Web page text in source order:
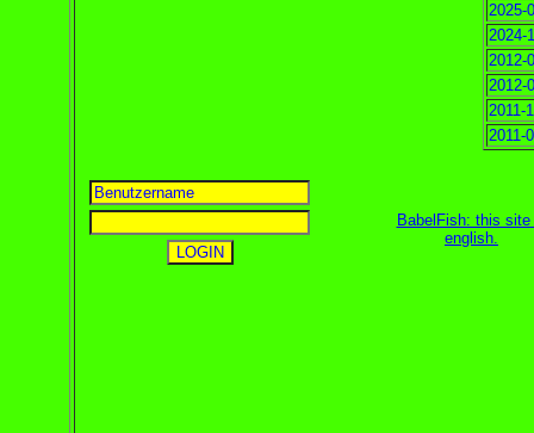
2025-
2024-
2012-
2012-
2011-
2011-
BabelFish: this site
english.